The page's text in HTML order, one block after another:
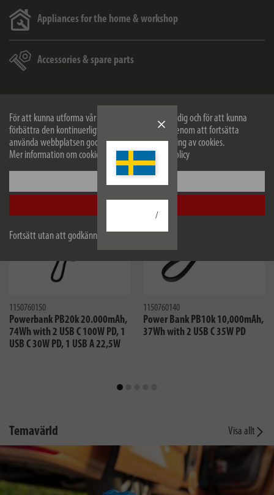
För att kunna utforma vår webbplats optimalt för dig och för att kunna
förbättra den kontinuerligt använder vi cookies. Genom att fortsätta
använda webbplatsen godkänner du vår användning av cookies.
Mer information om cookies finns i vår sekretesspolicy
Fortsätt utan att godkänna
/
Appliances for the home & workshop
Accessories & spare parts
Nyheter
1150760150
Powerbank PB20k 20.000mAh,
74Wh with 2 USB C 100W PD, 1
USB C 30W PD, 1 USB A 22,5W
nyhet
1150760140
Power Bank PB10k 10,000mAh,
37Wh with 2 USB C 35W PD
Temavärld Visa allt